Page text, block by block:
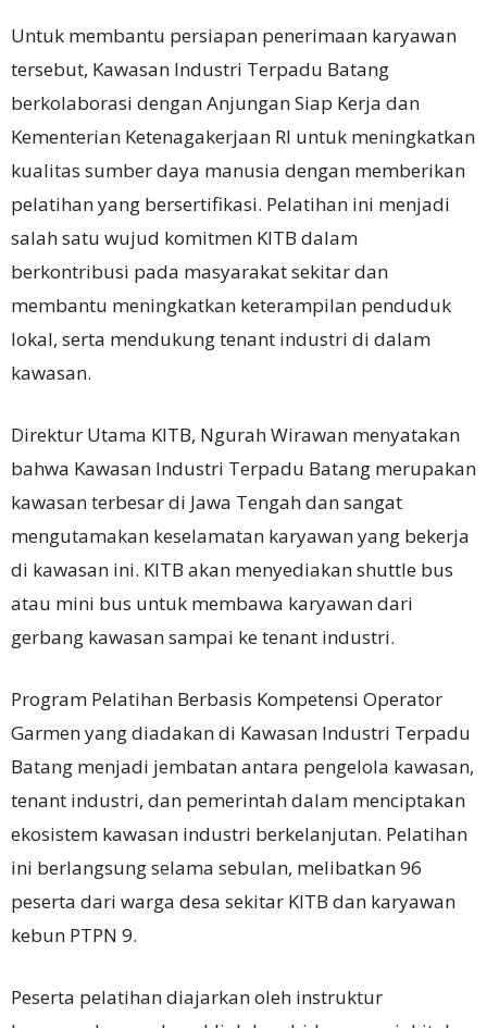
Untuk membantu persiapan penerimaan karyawan
tersebut, Kawasan Industri Terpadu Batang
berkolaborasi dengan Anjungan Siap Kerja dan
Kementerian Ketenagakerjaan RI untuk meningkatkan
kualitas sumber daya manusia dengan memberikan
pelatihan yang bersertifikasi. Pelatihan ini menjadi
salah satu wujud komitmen KITB dalam
berkontribusi pada masyarakat sekitar dan
membantu meningkatkan keterampilan penduduk
lokal, serta mendukung tenant industri di dalam
kawasan.
Direktur Utama KITB, Ngurah Wirawan menyatakan
bahwa Kawasan Industri Terpadu Batang merupakan
kawasan terbesar di Jawa Tengah dan sangat
mengutamakan keselamatan karyawan yang bekerja
di kawasan ini. KITB akan menyediakan shuttle bus
atau mini bus untuk membawa karyawan dari
gerbang kawasan sampai ke tenant industri.
Program Pelatihan Berbasis Kompetensi Operator
Garmen yang diadakan di Kawasan Industri Terpadu
Batang menjadi jembatan antara pengelola kawasan,
tenant industri, dan pemerintah dalam menciptakan
ekosistem kawasan industri berkelanjutan. Pelatihan
ini berlangsung selama sebulan, melibatkan 96
peserta dari warga desa sekitar KITB dan karyawan
kebun PTPN 9.
Peserta pelatihan diajarkan oleh instruktur